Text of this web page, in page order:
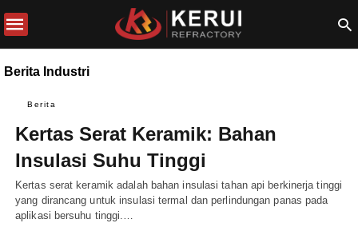
Berita Industri
Berita
Kertas Serat Keramik: Bahan
Insulasi Suhu Tinggi
Kertas serat keramik adalah bahan insulasi tahan api berkinerja tinggi
yang dirancang untuk insulasi termal dan perlindungan panas pada
aplikasi bersuhu tinggi.…